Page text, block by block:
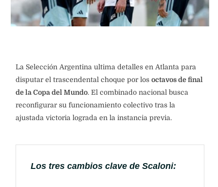
La Selección Argentina ultima detalles en Atlanta para
disputar el trascendental choque por los octavos de final
de la Copa del Mundo. El combinado nacional busca
reconfigurar su funcionamiento colectivo tras la
ajustada victoria lograda en la instancia previa.
Los tres cambios clave de Scaloni: